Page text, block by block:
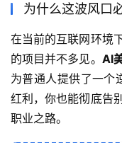
为什么这波风口
在当前的互联网环境
的项目并不多见。 AI
为普通人提供了一个
红利，你也能彻底告
职业之路。